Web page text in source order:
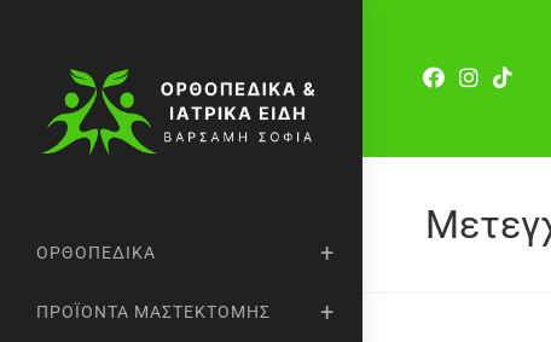
ΟΡΘΟΠΕΔΙΚΆ
ΠΡΟΪΌΝΤΑ ΜΑΣΤΕΚΤΟΜΉΣ